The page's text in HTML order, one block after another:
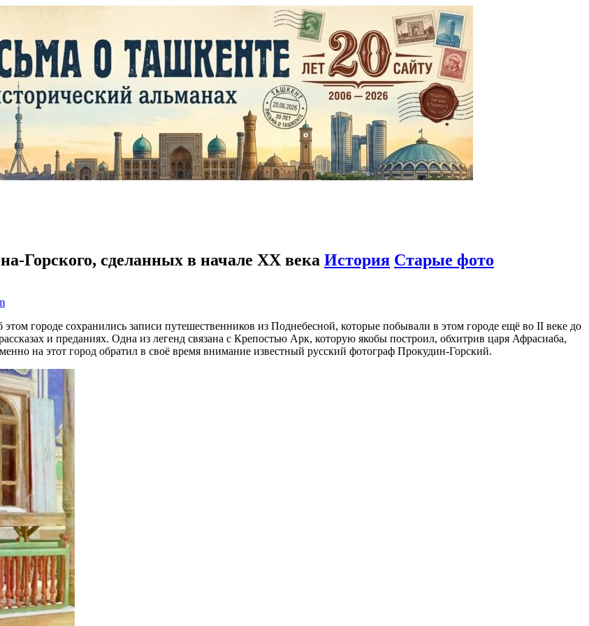
Горского, сделанных в начале XX века История Старые фото
городе сохранились записи путешественников из Поднебесной, которые побывали в этом городе ещё во II веке до
и преданиях. Одна из легенд связана с Крепостью Арк, которую якобы построил, обхитрив царя Афрасиаба,
на этот город обратил в своё время внимание известный русский фотограф Прокудин-Горский.